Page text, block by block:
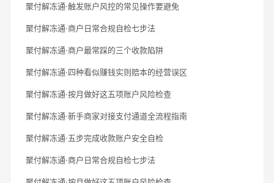
聚付解冻通·触发账户风控的常见操作要避免
聚付解冻通·商户日常合规自检七步法
聚付解冻通·商户最常踩的三个收款陷阱
聚付解冻通·四种看似赚钱实则赔本的经营误区
聚付解冻通·按月做好这五项账户风险检查
聚付解冻通·新手商家对接支付通道全流程指南
聚付解冻通·五步完成收款账户安全自检
聚付解冻通·商户日常合规自检七步法